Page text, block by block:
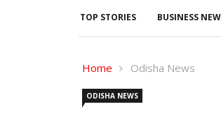
TOP STORIES BUSINESS
Home Odisha News
ODISHA NEWS